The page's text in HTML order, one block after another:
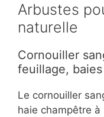
Arbustes
naturelle
Cornouiller
feuillage,
Le cornouiller
haie champêtre